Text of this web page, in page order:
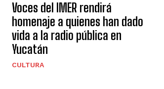
Voces del IMER rendirá
homenaje a quienes han dado
vida a la radio pública en
Yucatán
CULTURA